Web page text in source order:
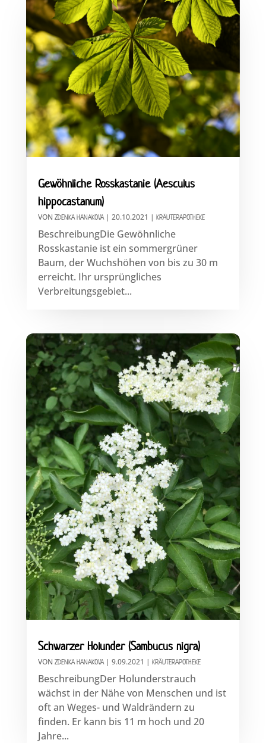
Gewöhnliche Rosskastanie (Aesculus
hippocastanum)
VON ZDENKA HANAKOVA| 20.10.2021 | KRÄUTERAPOTHEKE
BeschreibungDie Gewöhnliche
Rosskastanie ist ein sommergrüner
Baum, der Wuchshöhen von bis zu 30 m
erreicht. Ihr ursprüngliches
Verbreitungsgebiet...
Schwarzer Holunder (Sambucus nigra)
VON ZDENKA HANAKOVA| 9.09.2021 | KRÄUTERAPOTHEKE
BeschreibungDer Holunderstrauch
wächst in der Nähe von Menschen und ist
oft an Weges- und Waldrändern zu
finden. Er kann bis 11 m hoch und 20
Jahre...